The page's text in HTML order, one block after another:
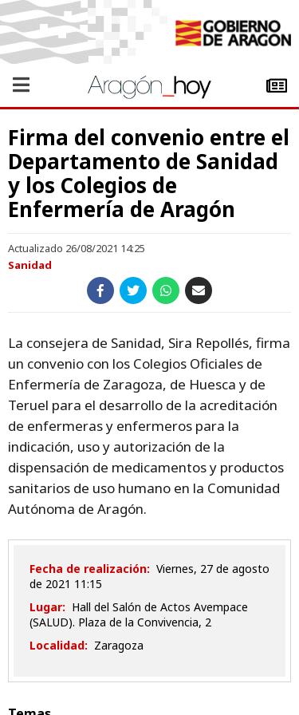
Firma del convenio entre el
Departamento de Sanidad
y los Colegios de
Enfermería de Aragón
Actualizado 26/08/2021 14:25
Sanidad
La consejera de Sanidad, Sira Repollés, firma
un convenio con los Colegios Oficiales de
Enfermería de Zaragoza, de Huesca y de
Teruel para el desarrollo de la acreditación
de enfermeras y enfermeros para la
indicación, uso y autorización de la
dispensación de medicamentos y productos
sanitarios de uso humano en la Comunidad
Autónoma de Aragón.
Fecha de realización: viernes, 27 de agosto
de 2021 11:15
Lugar: Hall del Salón de Actos Avempace
(SALUD). Plaza de la Convivencia, 2
Localidad: Zaragoza